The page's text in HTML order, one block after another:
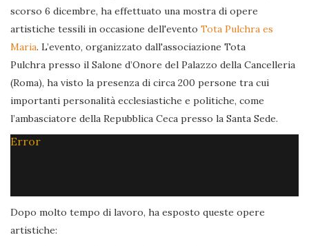
scorso 6 dicembre, ha effettuato una mostra di opere
artistiche tessili in occasione dell'evento Tota Pulchra es
Maria. L’evento, organizzato dall'associazione Tota
Pulchra presso il Salone d’Onore del Palazzo della Cancelleria
(Roma), ha visto la presenza di circa 200 persone tra cui
importanti personalità ecclesiastiche e politiche, come
l’ambasciatore della Repubblica Ceca presso la Santa Sede.
Error
Dopo molto tempo di lavoro, ha esposto queste opere
artistiche: